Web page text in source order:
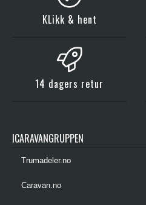
KLikk & hent
14 dagers retur
ICARAVANGRUPPEN
Trumadeler.no
Caravan.no